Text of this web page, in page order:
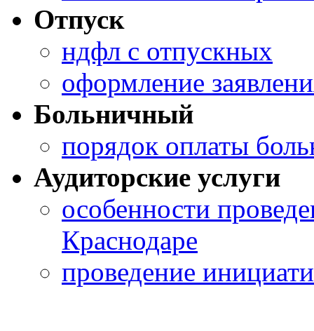
Отпуск
ндфл с отпускных
оформление
Больничный
порядок оплаты
Аудиторские услуги
особенности
Краснодаре
проведение